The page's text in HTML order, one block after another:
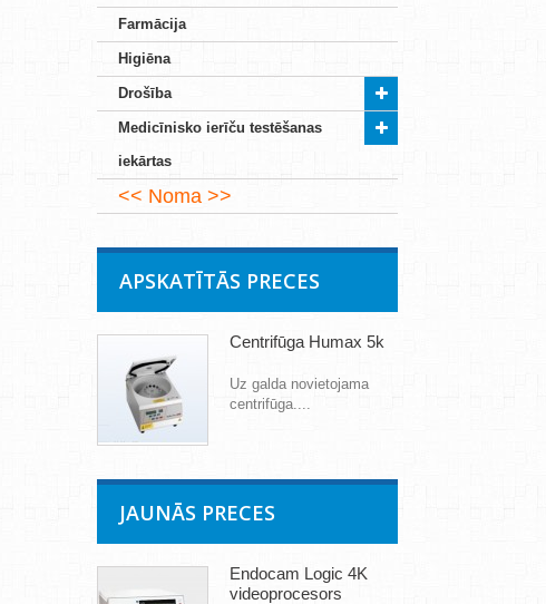
Farmācija
Higiēna
Drošība
Medicīnisko ierīču testēšanas
iekārtas
Noma
APSKATĪTĀS PRECES
Centrifūga Humax 5k
Uz galda novietojama
centrifūga....
JAUNĀS PRECES
Endocam Logic 4K
videoprocesors